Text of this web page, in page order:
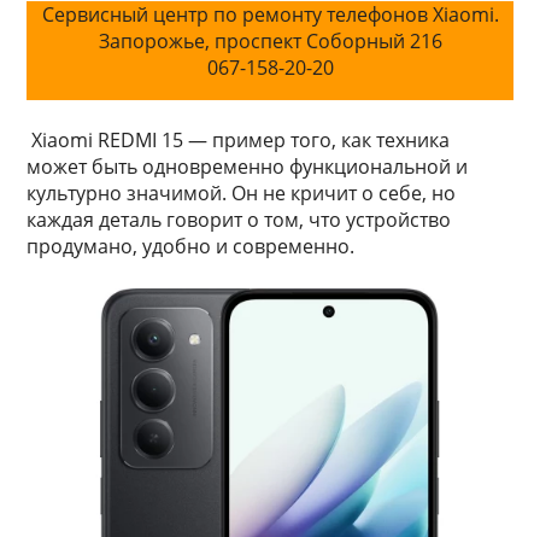
Сервисный центр по ремонту телефонов Xiaomi.
Запорожье, проспект Соборный 216
067-158-20-20
Xiaomi REDMI 15 — пример того, как техника
может быть одновременно функциональной и
культурно значимой. Он не кричит о себе, но
каждая деталь говорит о том, что устройство
продумано, удобно и современно.